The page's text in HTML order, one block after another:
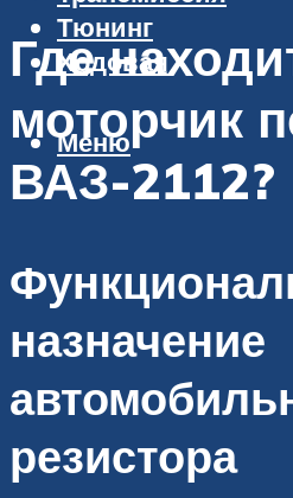
Тюнинг
Ходовая
Меню
Где
моторчик
ВАЗ-2112?
назначение
резистора